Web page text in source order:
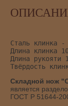
Сталь клинка -
Длина клинка
Длина рукояти
Твёрдость
Складной нож
является
ГОСТ Р 51644-